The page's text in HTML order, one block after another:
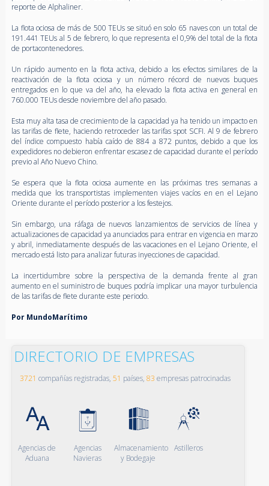
reporte de Alphaliner.
La flota ociosa de más de 500 TEUs se situó en solo 65 naves con un total de
191.441 TEUs al 5 de febrero, lo que representa el 0,9% del total de la flota
de portacontenedores.
Un rápido aumento en la flota activa, debido a los efectos similares de la
reactivación de la flota ociosa y un número récord de nuevos buques
entregados en lo que va del año, ha elevado la flota activa en general en
760.000 TEUs desde noviembre del año pasado.
Esta muy alta tasa de crecimiento de la capacidad ya ha tenido un impacto en
las tarifas de flete, haciendo retroceder las tarifas spot SCFI. Al 9 de febrero
del índice compuesto había caído de 884 a 872 puntos, debido a que los
expedidores no debieron enfrentar escasez de capacidad durante el período
previo al Año Nuevo Chino.
Se espera que la flota ociosa aumente en las próximas tres semanas a
medida que los transportistas implementen viajes vacíos en en el Lejano
Oriente durante el período posterior a los festejos.
Sin embargo, una ráfaga de nuevos lanzamientos de servicios de línea y
actualizaciones de capacidad ya anunciados para entrar en vigencia en marzo
y abril, inmediatamente después de las vacaciones en el Lejano Oriente, el
mercado está listo para analizar futuras inyecciones de capacidad.
La incertidumbre sobre la perspectiva de la demanda frente al gran
aumento en el suministro de buques podría implicar una mayor turbulencia
de las tarifas de flete durante este periodo.
Por MundoMarítimo
DIRECTORIO DE EMPRESAS
3721 compañías registradas, 51 países, 83 empresas patrocinadas
Agencias de
Aduana
Agencias
Navieras
Almacenamiento
y Bodegaje
Astilleros